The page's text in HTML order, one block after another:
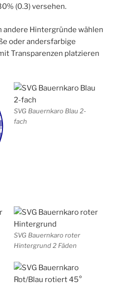
(0.3) versehen.
andere Hintergründe wählen
oder andersfarbige
Transparenzen platzieren
SVG Bauernkaro Blau 2-
fach
SVG Bauernkaro roter
Hintergrund 2 Fäden